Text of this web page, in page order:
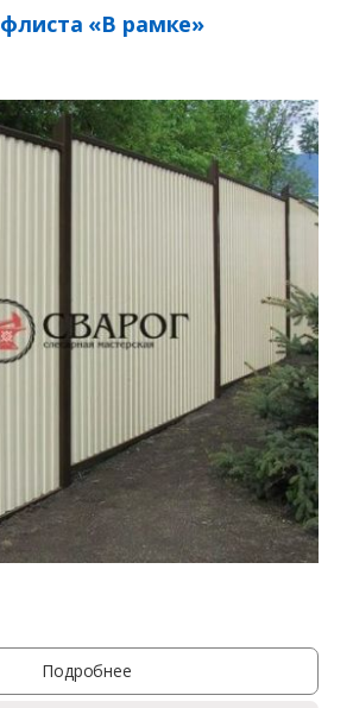
«В рамке»
Подробнее